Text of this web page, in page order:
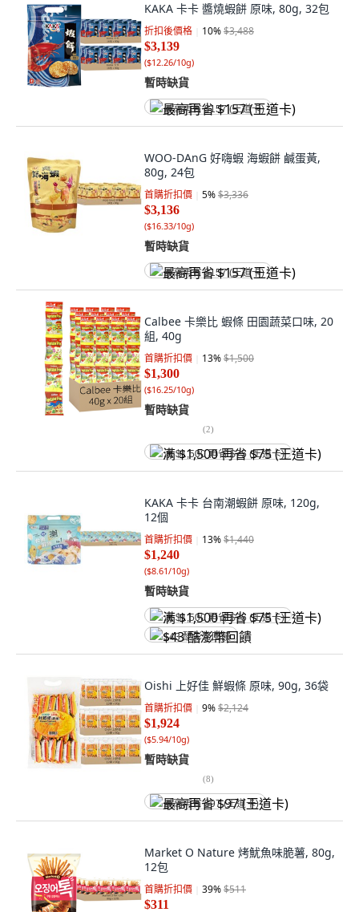
KAKA 卡卡 醬燒蝦餅 原味, 80g, 32包
折扣後價格 10%$3,488
$3,139
($12.26/10g)
暫時缺貨
最高再省 $157 (王道卡)
WOO-DAnG 好嗨蝦 海蝦餅 鹹蛋黃,
80g, 24包
首購折扣價 5%$3,336
$3,136
($16.33/10g)
暫時缺貨
最高再省 $157 (王道卡)
Calbee 卡樂比 蝦條 田園蔬菜口味, 20
組, 40g
首購折扣價 13%$1,500
$1,300
($16.25/10g)
暫時缺貨
(2)
满 $1,500 再省 $75 (王道卡)
KAKA 卡卡 台南潮蝦餅 原味, 120g,
12個
首購折扣價 13%$1,440
$1,240
($8.61/10g)
暫時缺貨
满 $1,500 再省 $75 (王道卡)
$43 酷澎幣回饋
Oishi 上好佳 鮮蝦條 原味, 90g, 36袋
首購折扣價 9%$2,124
$1,924
($5.94/10g)
暫時缺貨
(8)
最高再省 $97 (王道卡)
Market O Nature 烤魷魚味脆薯, 80g,
12包
首購折扣價 39%$511
$311